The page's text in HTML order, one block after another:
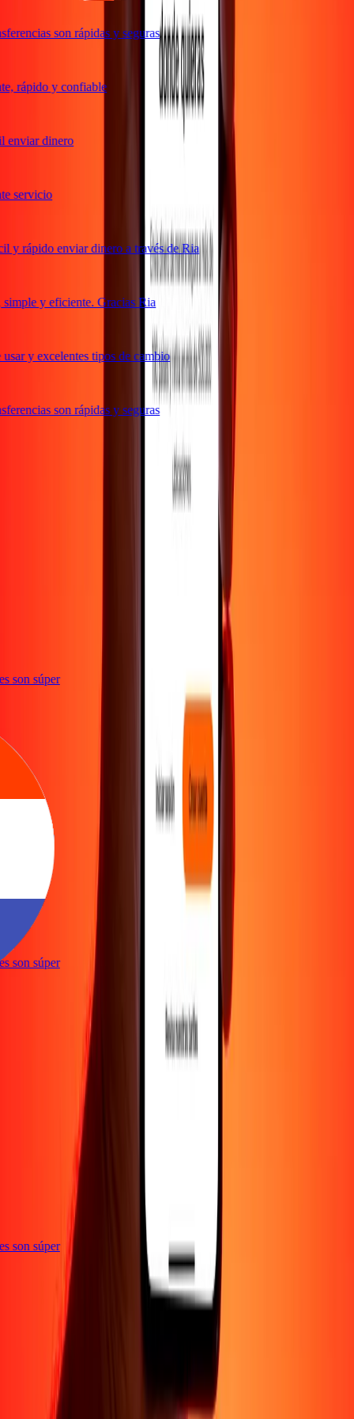
son rápidas y seguras
rápido y confiable
dinero
servicio
rápido enviar dinero a través de Ria
y eficiente. Gracias Ria
y excelentes tipos de cambio
son rápidas y seguras
son súper
son súper
son súper
Blog Corporativo